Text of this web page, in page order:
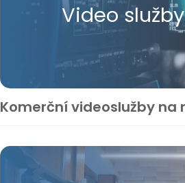
Video služby
Komerční videoslužby na